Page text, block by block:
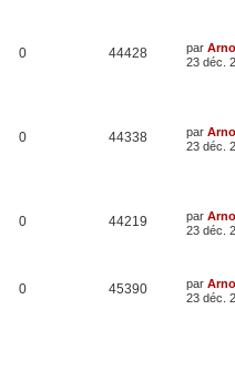
0 44428 par
23 déc.
0 44338 par
23 déc.
0 44219 par
23 déc.
0 45390 par
23 déc.